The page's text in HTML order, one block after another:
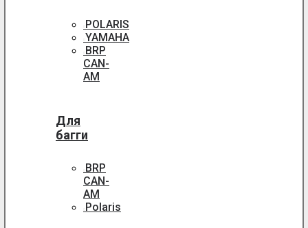
POLARIS
YAMAHA
BRP
CAN-
AM
Для
багги
BRP
CAN-
AM
Polaris